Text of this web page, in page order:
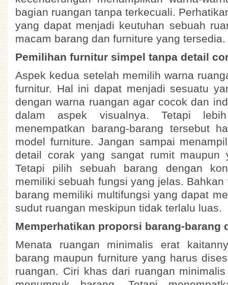
bagian ruangan tanpa terkecuali.
yang dapat menjadi keutuhan sebuah
macam barang dan furniture yang tersedia.
Pemilihan furnitur simpel tanpa detail
Aspek kedua setelah memilih warna
furnitur. Hal ini dapat menjadi sesuatu
dengan warna ruangan agar cocok dan
dalam aspek visualnya. Tetapi
menempatkan barang-barang tersebut
model furniture. Jangan sampai
detail corak yang sangat rumit maupun
Tetapi pilih sebuah barang dengan
memiliki sebuah fungsi yang jelas.
barang memiliki multifungsi yang dapat
sudut ruangan meskipun tidak terlalu luas.
Memperhatikan proporsi barang-barang
Menata ruangan minimalis erat
barang maupun furniture yang harus
ruangan. Ciri khas dari ruangan